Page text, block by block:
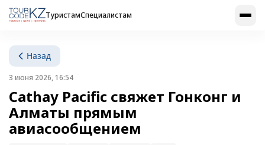
ТуристамСпециалистам
Назад
3 июня 2026, 16:54
Cathay Pacific свяжет Гонконг и
Алматы прямым
авиасообщением